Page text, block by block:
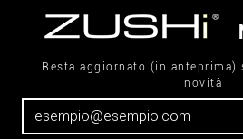
Resta aggiornato (in
novità